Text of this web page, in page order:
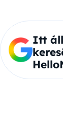
Itt